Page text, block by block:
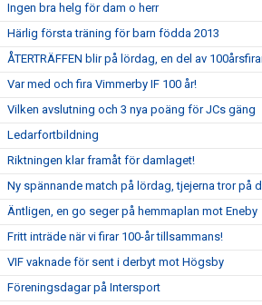
Ingen bra helg för dam o herr
Härlig första träning för barn födda 2013
ÅTERTRÄFFEN blir på lördag, en del av
Var med och fira Vimmerby IF 100 år!
Vilken avslutning och 3 nya poäng för JCs gäng
Ledarfortbildning
Riktningen klar framåt för damlaget!
Ny spännande match på lördag, tjejerna tror på
Äntligen, en go seger på hemmaplan mot Eneby
Fritt inträde när vi firar 100-år tillsammans!
VIF vaknade för sent i derbyt mot Högsby
Föreningsdagar på Intersport